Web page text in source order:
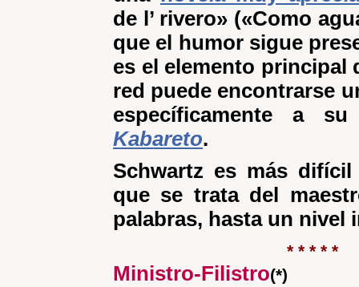
de l’ rivero» («Como
que el humor sigue
es el elemento principal
red puede encontrarse
específicamente a
Kabareto.
Schwartz es más
que se trata del
palabras, hasta un nivel
* * * * *
Ministro-Filistro(*)